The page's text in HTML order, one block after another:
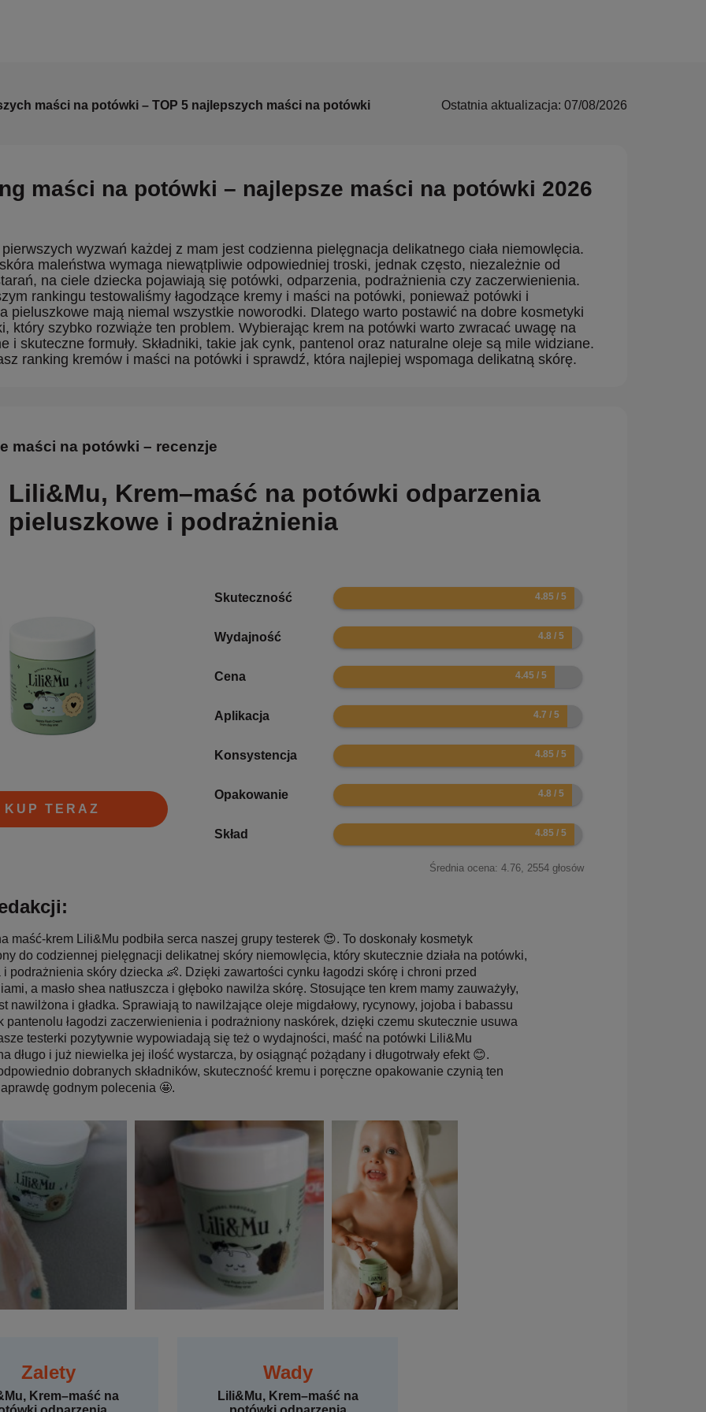
maści na potówki – TOP 5 najlepszych maści na potówki Ostatnia aktualizacja: 07/08/2026
maści na potówki – najlepsze maści na potówki 2026
wyzwań każdej z mam jest codzienna pielęgnacja delikatnego ciała niemowlęcia.
maleństwa wymaga niewątpliwie odpowiedniej troski, jednak często, niezależnie od
na ciele dziecka pojawiają się potówki, odparzenia, podrażnienia czy zaczerwienienia.
rankingu testowaliśmy łagodzące kremy i maści na potówki, ponieważ potówki i
pieluszkowe mają niemal wszystkie noworodki. Dlatego warto postawić na dobre kosmetyki
który szybko rozwiąże ten problem. Wybierając krem na potówki warto zwracać uwagę na
i skuteczne formuły. Składniki, takie jak cynk, pantenol oraz naturalne oleje są mile widziane.
ranking kremów i maści na potówki i sprawdź, która najlepiej wspomaga delikatną skórę.
maści na potówki – recenzje
Lili&Mu, Krem–maść na potówki odparzenia
pieluszkowe i podrażnienia
KUP TERAZ
Skuteczność 9.7
Wydajność 9.6
Cena 8.9
Aplikacja 9.4
Konsystencja 9.7
Opakowanie 9.6
Skład 9.7
Średnia ocena: 4.76, 2554 głosów
maść-krem Lili&Mu podbiła serca naszej grupy testerek 😍. To doskonały kosmetyk
do codziennej pielęgnacji delikatnej skóry niemowlęcia, który skutecznie działa na potówki,
podrażnienia skóry dziecka 👶. Dzięki zawartości cynku łagodzi skórę i chroni przed
a masło shea natłuszcza i głęboko nawilża skórę. Stosujące ten krem mamy zauważyły,
nawilżona i gładka. Sprawiają to nawilżające oleje migdałowy, rycynowy, jojoba i babassu
pantenolu łagodzi zaczerwienienia i podrażniony naskórek, dzięki czemu skutecznie usuwa
testerki pozytywnie wypowiadają się też o wydajności, maść na potówki Lili&Mu
długo i już niewielka jej ilość wystarcza, by osiągnąć pożądany i długotrwały efekt 😊.
dobranych składników, skuteczność kremu i poręczne opakowanie czynią ten
godnym polecenia 🤩.
Zalety
Krem–maść na
Wady
Lili&Mu, Krem–maść na